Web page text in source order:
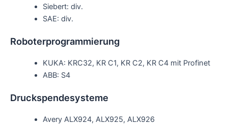
Siebert: div.
SAE: div.
Roboterprogrammierung
KUKA: KRC32, KR C1, KR C2, KR C4 mit Profinet
ABB: S4
Druckspendesysteme
Avery ALX924, ALX925, ALX926